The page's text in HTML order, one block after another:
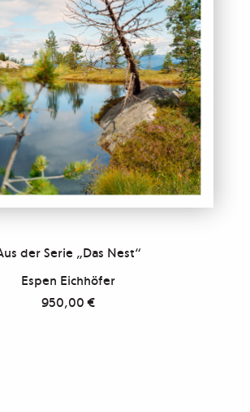
der Serie „Das Nest“
Espen Eichhöfer
950,00€